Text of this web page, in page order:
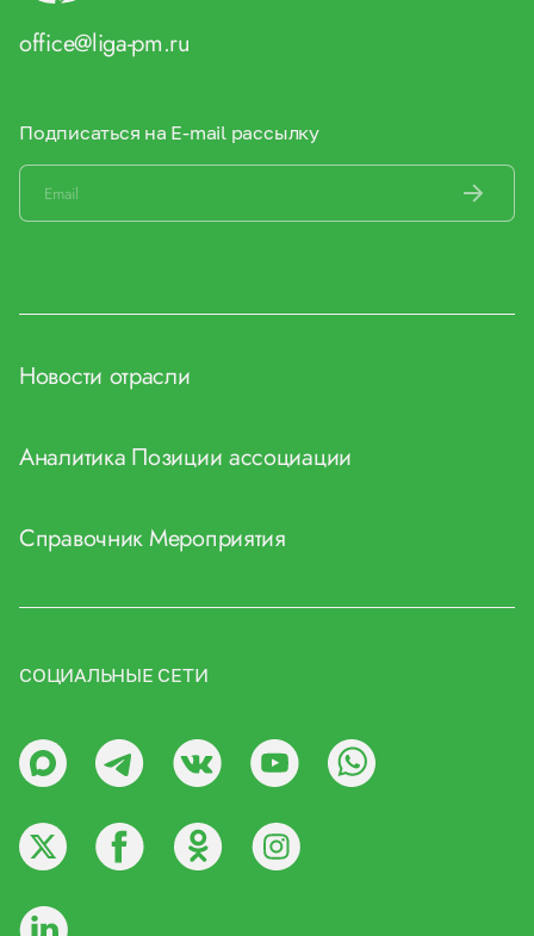
office@liga-pm.ru
Подписаться на E-mail рассылку
Новости отрасли
Аналитика Позиции ассоциации
СправочникМероприятия
СОЦИАЛЬНЫЕ СЕТИ